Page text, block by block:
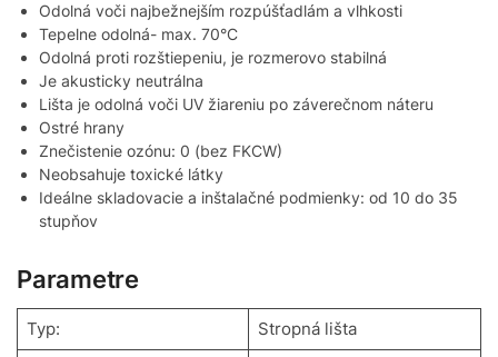
Odolná voči najbežnejším rozpúšťadlám a vlhkosti
Tepelne odolná- max. 70°C
Odolná proti rozštiepeniu, je rozmerovo stabilná
Je akusticky neutrálna
Lišta je odolná voči UV žiareniu po záverečnom náteru
Ostré hrany
Znečistenie ozónu: 0 (bez FKCW)
Neobsahuje toxické látky
Ideálne skladovacie a inštalačné podmienky: od 10 do 35
stupňov
Parametre
Typ:
Stropná lišta